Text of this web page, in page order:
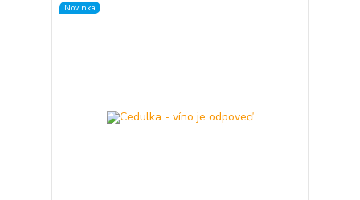
Novinka